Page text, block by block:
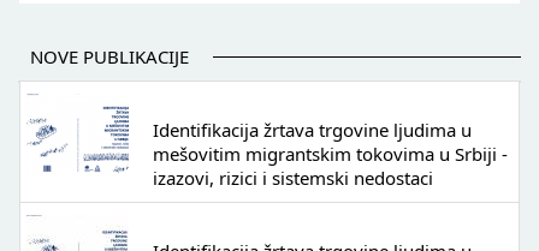
NOVE PUBLIKACIJE
Identifikacija žrtava trgovine ljudima u
mešovitim migrantskim tokovima u Srbiji -
izazovi, rizici i sistemski nedostaci